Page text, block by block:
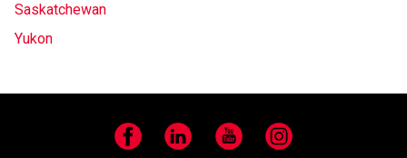
Saskatchewan
Yukon
Facebook LinkedIn YouTube Instagram